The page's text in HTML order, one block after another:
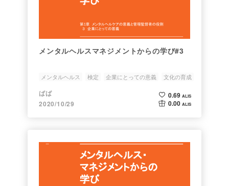
メンタルヘルスマネジメントからの学び#3
メンタルヘルス 検定 企業にとっての意義
文化の育成
健康経営
ばば
2020/10/29
0.69 ALIS
0.00 ALIS